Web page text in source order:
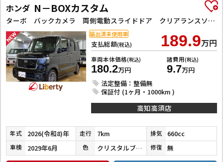
ホンダ N－BOXカスタム
ターボ バックカメラ 両側電動スライドドア クリアランスソナー オートクルーズコントロール レーンアシスト 衝突被害軽減システム オートライト LEDヘッドランプ スマートキー アイドリングストップ
支払総額(税込) 189.9万円
車両本体価格(税込)
180.2万円
諸費用(税込)
9.7万円
法定整備：整備無
保証付 (1ヶ月・1000km )
届出済未使用車
高知高須店
年式 2026(令和8)年 走行 7km 排気 660cc
車検 2029年6月 色 クリスタルブラックパール 修復 無